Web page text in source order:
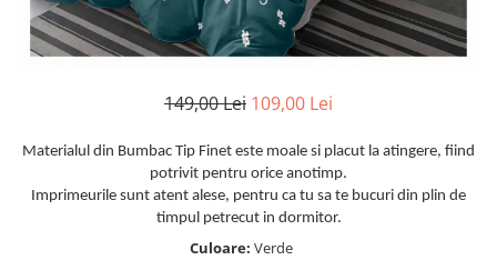
Cearceaf cu elastic
Cearceaf normal
Cearceaf normal
Bumbac Satinat 3D
Cearceaf cu elastic 4 piese
Cearceaf normal 4 piese
Persoana
Bumbac Tip Finet 5D In Relief - 1
Cearceaf cu elastic 4 piese
Cearceaf normal 4 piese
Set Lenjerie + Draperii 1 Persoana
Lenjerii Bumbac 100% - 1 Persoana
Paturi Cocolino Pentru Copii
Huse De Pat Damasc
Huse De Pat Damasc - 140x200cm
Huse De Pat Damasc - 180x200cm
Cearceaf Pat + Fețe De Pernă
Huse De Pat Catifea / Topper
Huse De Pat Catifea / Topper -
149,00 Lei 109,00 Lei
Materialul din Bumbac Tip Finet este moale si placut la atingere, fiind
potrivit pentru orice anotimp.
Imprimeurile sunt atent alese, pentru ca tu sa te bucuri din plin de
timpul petrecut in dormitor.
Culoare: Verde